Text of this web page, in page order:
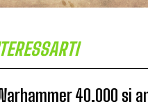
40.000 si